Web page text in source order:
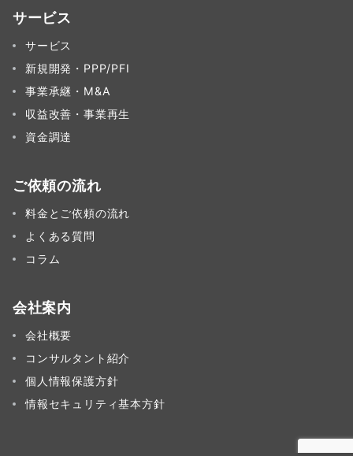
サービス
サービス
新規開発・PPP/PFI
事業承継・M&A
収益改善・事業再生
資金調達
ご依頼の流れ
料金とご依頼の流れ
よくある質問
コラム
会社案内
会社概要
コンサルタント紹介
個人情報保護方針
情報セキュリティ基本方針